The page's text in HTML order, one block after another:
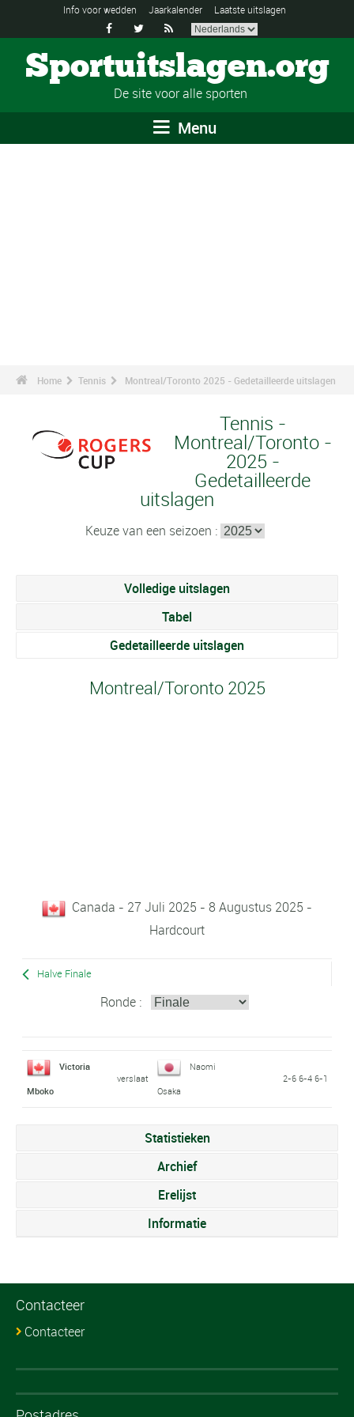
Info voor wedden Jaarkalender Laatste uitslagen
  
Sportuitslagen.org
De site voor alle sporten
Menu
Home Tennis Montreal/Toronto 2025 - Gedetailleerde uitslagen
Tennis -
Montreal/Toronto -
2025 -
Gedetailleerde
uitslagen
Keuze van een seizoen :
Volledige uitslagen
Tabel
Gedetailleerde uitslagen
Montreal/Toronto 2025
Canada - 27 Juli 2025 - 8 Augustus 2025 -
Hardcourt
Halve Finale
Ronde :
Victoria
Mboko
verslaat
Naomi
Osaka
2-6 6-4 6-1
Statistieken
Archief
Erelijst
Informatie
Contacteer
Contacteer